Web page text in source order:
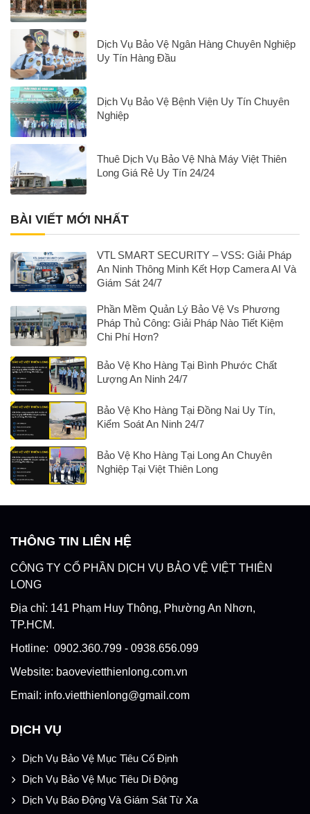
Dịch Vụ Bảo Vệ Ngân Hàng Chuyên Nghiệp
Uy Tín Hàng Đầu
Dịch Vụ Bảo Vệ Bệnh Viện Uy Tín Chuyên
Nghiệp
Thuê Dịch Vụ Bảo Vệ Nhà Máy Việt Thiên
Long Giá Rẻ Uy Tín 24/24
BÀI VIẾT MỚI NHẤT
VTL SMART SECURITY – VSS: Giải Pháp
An Ninh Thông Minh Kết Hợp Camera AI Và
Giám Sát 24/7
Phần Mềm Quản Lý Bảo Vệ Vs Phương
Pháp Thủ Công: Giải Pháp Nào Tiết Kiệm
Chi Phí Hơn?
Bảo Vệ Kho Hàng Tại Bình Phước Chất
Lượng An Ninh 24/7
Bảo Vệ Kho Hàng Tại Đồng Nai Uy Tín,
Kiểm Soát An Ninh 24/7
Bảo Vệ Kho Hàng Tại Long An Chuyên
Nghiệp Tại Việt Thiên Long
THÔNG TIN LIÊN HỆ
CÔNG TY CỔ PHẦN DỊCH VỤ BẢO VỆ VIỆT THIÊN
LONG
Địa chỉ: 141 Phạm Huy Thông, Phường An Nhơn,
TP.HCM.
Hotline: 0902.360.799 - 0938.656.099
Website: baovevietthienlong.com.vn
Email: info.vietthienlong@gmail.com
DỊCH VỤ
Dịch Vụ Bảo Vệ Mục Tiêu Cố Định
Dịch Vụ Bảo Vệ Mục Tiêu Di Động
Dịch Vụ Báo Động Và Giám Sát Từ Xa